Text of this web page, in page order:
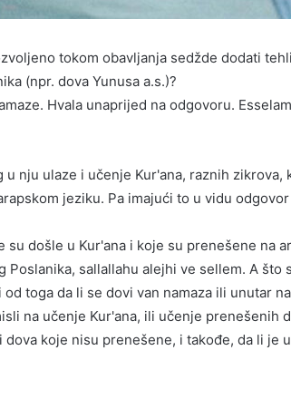
tokom obavljanja sedžde dodati
(npr. dova Yunusa a.s.)?
Hvala unaprijed na odgovoru.
nju ulaze i učenje Kur'ana, raznih zikrova,
jeziku. Pa imajući to u vidu
došle u Kur'ana i koje su prenešene na
sallallahu alejhi ve sellem. A što
toga da li se dovi van namaza ili unutar
na učenje Kur'ana, ili učenje prenešenih
koje nisu prenešene, i takođe, da li je